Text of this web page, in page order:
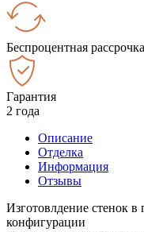
Беспроцентная рассрочка
Гарантия
2 года
Описание
Отделка
Информация
Отзывы
Изготовлдение стенок
конфигурации